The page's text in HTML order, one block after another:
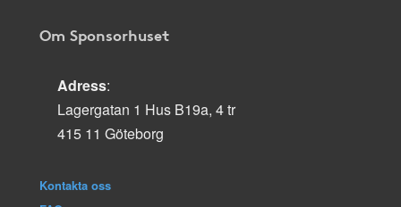
Om Sponsorhuset
Adress:
Lagergatan 1 Hus B19a, 4 tr
415 11 Göteborg
Kontakta oss